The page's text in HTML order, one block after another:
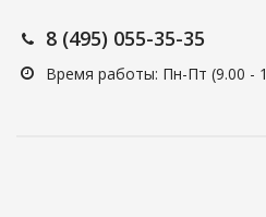
8 (495) 055-35-35
Время работы: Пн-Пт (9.00 -